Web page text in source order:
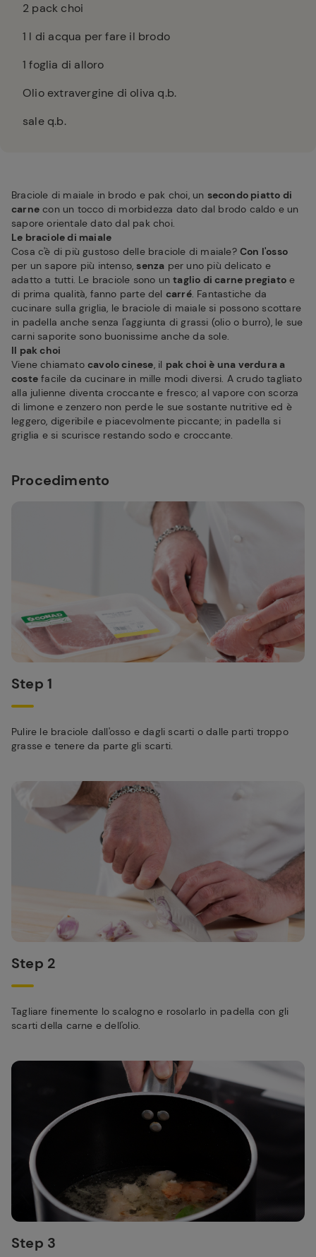
2 pack choi
1 l di acqua per fare il brodo
1 foglia di alloro
Olio extravergine di oliva q.b.
sale q.b.
Braciole di maiale in brodo e pak choi, un secondo piatto di
carne con un tocco di morbidezza dato dal brodo caldo e un
sapore orientale dato dal pak choi.
Le braciole di maiale
Cosa c'è di più gustoso delle braciole di maiale? Con l'osso
per un sapore più intenso, senza per uno più delicato e
adatto a tutti. Le braciole sono untaglio di carne pregiato e
di prima qualità, fanno parte del carré. Fantastiche da
cucinare sulla griglia, le braciole di maiale si possono scottare
in padella anche senza l'aggiunta di grassi (olio o burro), le sue
carni saporite sono buonissime anche da sole.
Il pak choi
Viene chiamato cavolo cinese, il pak choi è una verdura a
coste facile da cucinare in mille modi diversi. A crudo tagliato
alla julienne diventa croccante e fresco; al vapore con scorza
di limone e zenzero non perde le sue sostante nutritive ed è
leggero, digeribile e piacevolmente piccante; in padella si
griglia e si scurisce restando sodo e croccante.
Procedimento
Step 1
Pulire le braciole dall'osso e dagli scarti o dalle parti troppo
grasse e tenere da parte gli scarti.
Step 2
Tagliare finemente lo scalogno e rosolarlo in padella con gli
scarti della carne e dell'olio.
Step 3